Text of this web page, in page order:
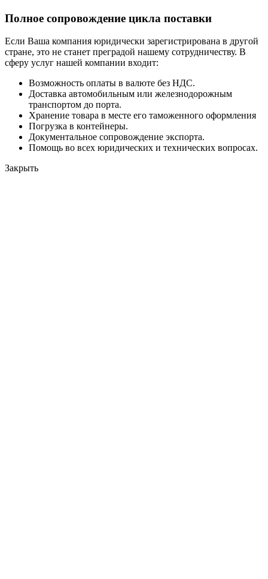
Полное сопровождение цикла поставки
Если Ваша компания юридически зарегистрирована в другой
стране, это не станет преградой нашему сотрудничеству. В
сферу услуг нашей компании входит:
Возможность оплаты в валюте без НДС.
Доставка автомобильным или железнодорожным
транспортом до порта.
Хранение товара в месте его таможенного оформления
Погрузка в контейнеры.
Документальное сопровождение экспорта.
Помощь во всех юридических и технических вопросах.
Закрыть